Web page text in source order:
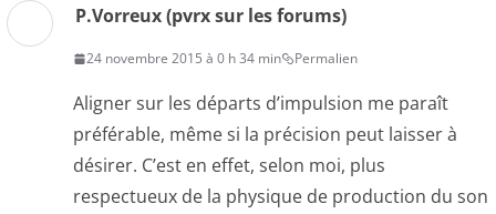
P.Vorreux (pvrx sur les forums)
24 novembre 2015 à 0 h 34 min Permalien
Aligner sur les départs d’impulsion me paraît
préférable, même si la précision peut laisser à
désirer. C’est en effet, selon moi, plus
respectueux de la physique de production du son